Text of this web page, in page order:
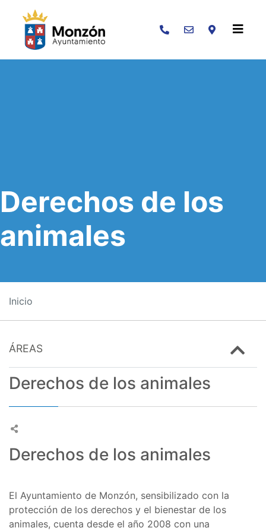
Buscar
Derechos de los
animales
Inicio
ÁREAS
Derechos de los animales
Derechos de los animales
El Ayuntamiento de Monzón, sensibilizado con la
protección de los derechos y el bienestar de los
animales, cuenta desde el año 2008 con una